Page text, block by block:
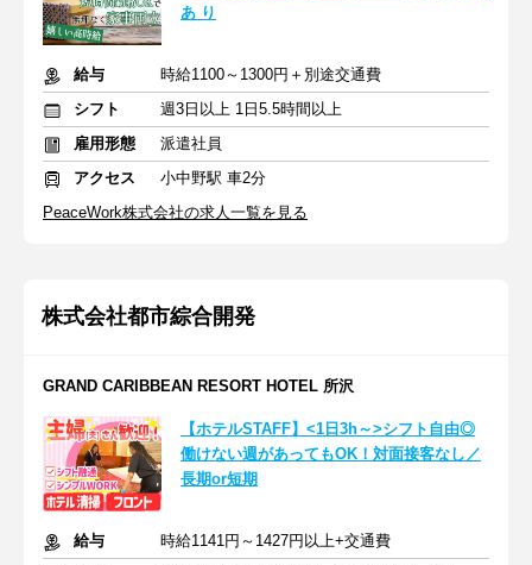
あ り
給与
時給1100～1300円＋別途交通費
シフト
週3日以上 1日5.5時間以上
雇用形態
派遣社員
アクセス
小中野駅 車2分
PeaceWork株式会社の求人一覧を見る
株式会社都市綜合開発
GRAND CARIBBEAN RESORT HOTEL 所沢
【ホテルSTAFF】<1日3h～>シフト自由◎
働けない週があってもOK！対面接客なし／
長期or短期
給与
時給1141円～1427円以上+交通費